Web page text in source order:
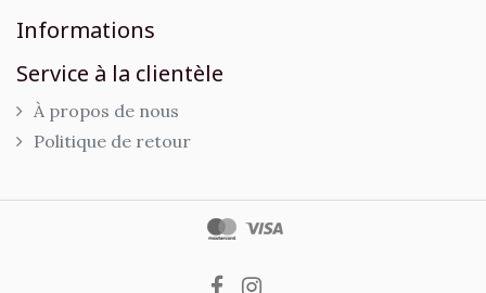
Informations
Service à la clientèle
À propos de nous
Politique de retour